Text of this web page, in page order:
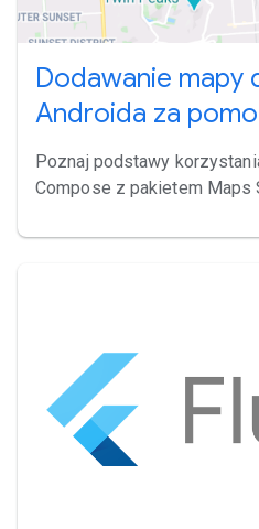
Dodawanie mapy
Androida za
Poznaj podstawy
Compose z pakietem Maps